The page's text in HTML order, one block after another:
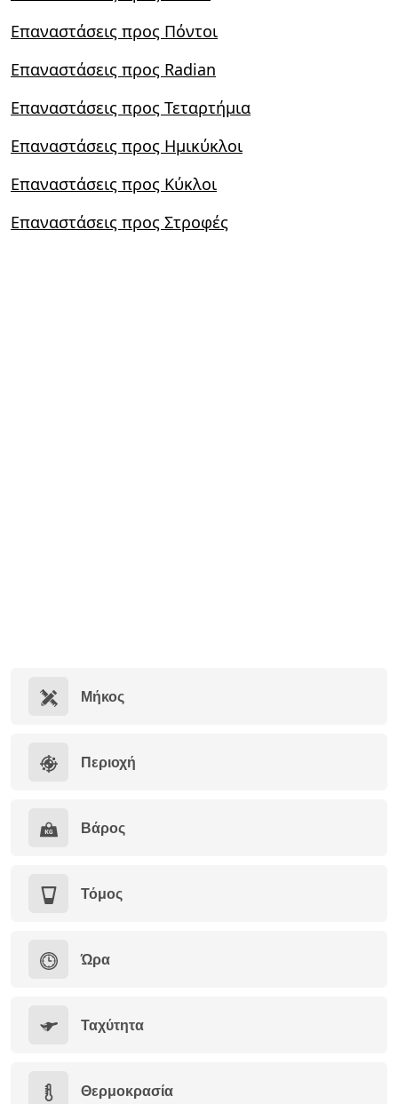
Επαναστάσεις προς Πόντοι
Επαναστάσεις προς Radian
Επαναστάσεις προς Τεταρτήμια
Επαναστάσεις προς Ημικύκλοι
Επαναστάσεις προς Κύκλοι
Επαναστάσεις προς Στροφές
Μήκος
Περιοχή
Βάρος
Τόμος
Ώρα
Ταχύτητα
Θερμοκρασία